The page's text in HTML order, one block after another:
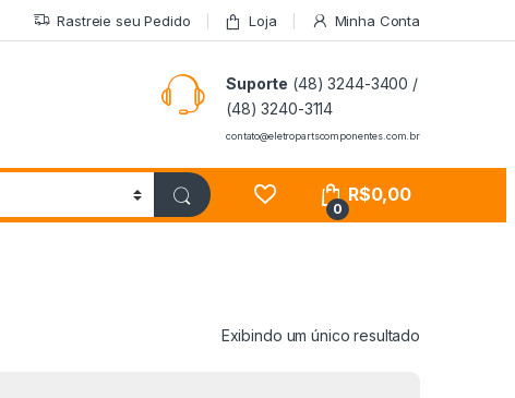
Rastreie seu Pedido Loja Minha Conta
Suporte (48) 3244-3400 /
(48) 3240-3114
contato@eletropartscomponentes.com.br
0
R$0,00
Exibindo um único resultado